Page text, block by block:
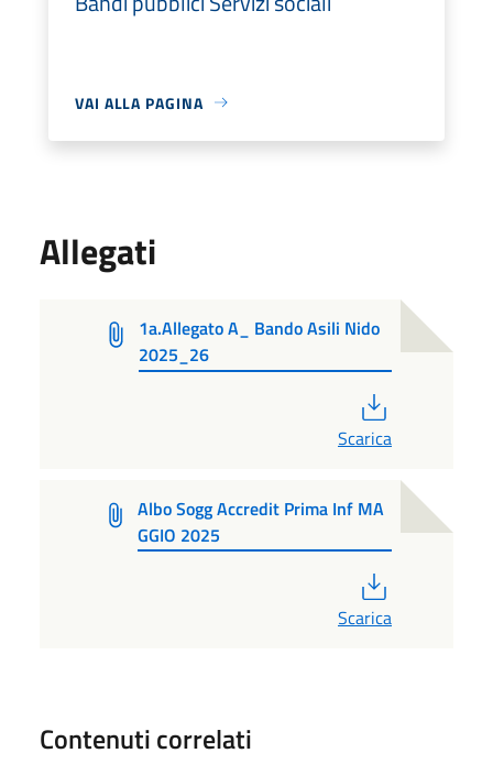
VAI ALLA PAGINA
Allegati
1a.Allegato A_ Bando Asili Nido
2025_26
Scarica
Albo Sogg Accredit Prima Inf MA
GGIO 2025
Scarica
Contenuti correlati